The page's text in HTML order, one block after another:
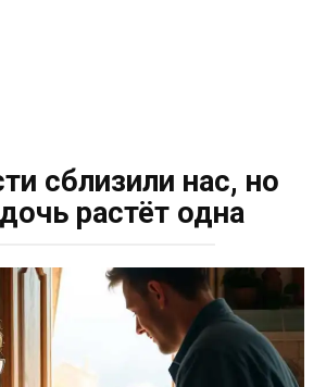
сблизили нас, но
растёт одна